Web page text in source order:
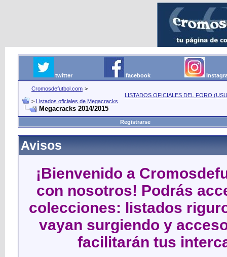
twitter facebook
Cromosdefutbol.com >
LISTADOS OFICIALES DEL FORO
> Listados oficiales de Megacracks
Megacracks 2014/2015
Registrarse
Avisos
¡Bienvenido a
con nosotros! Podrás
colecciones: listados
vayan surgiendo y
facilitarán tus